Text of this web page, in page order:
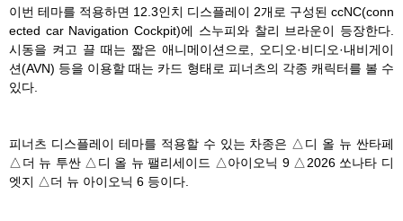
이번 테마를 적용하면 12.3인치 디스플레이 2개로 구성된 ccNC(conn
ected car Navigation Cockpit)에 스누피와 찰리 브라운이 등장한다.
시동을 켜고 끌 때는 짧은 애니메이션으로, 오디오·비디오·내비게이
션(AVN) 등을 이용할 때는 카드 형태로 피너츠의 각종 캐릭터를 볼 수
있다.
피너츠 디스플레이 테마를 적용할 수 있는 차종은 △디 올 뉴 싼타페
△더 뉴 투싼 △디 올 뉴 팰리세이드 △아이오닉 9 △2026 쏘나타 디
엣지 △더 뉴 아이오닉 6 등이다.